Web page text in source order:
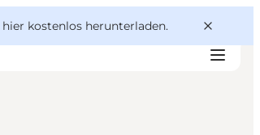
hier kostenlos herunterladen.